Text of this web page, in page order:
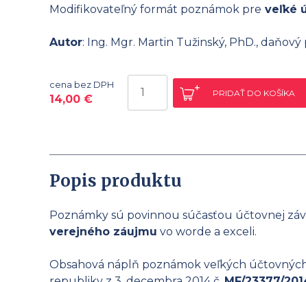
Modifikovateľný formát poznámok pre veľké
Autor: Ing. Mgr. Martin Tužinský, PhD., daňový
cena bez DPH
14,00 €
množstvo
Poznámky
pre
a
verejného
záujmu
PRIDAŤ DO KOŠÍKA
Popis produktu
Poznámky sú povinnou súčasťou účtovnej
verejného záujmu vo worde a exceli.
Obsahová náplň poznámok veľkých